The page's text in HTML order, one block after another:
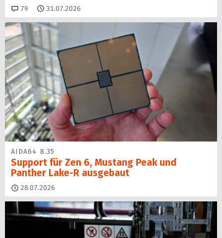
79 Kommentare
31.07.2026
AIDA64 8.35
Support für Zen 6, Mustang Peak und
Panther Lake-R ausgebaut
28.07.2026